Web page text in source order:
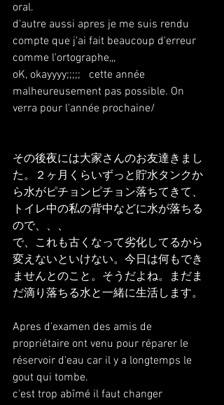
oral.
d'autre aussi apres je me suis rendu
compte que j'ai fait beaucoup d'erreur
comme l'ortographe,,,
oK, okayyyy;;;;;   cette année
malheureusement pas possible. On
verra pour l'année prochaine/
その後夜には大家さんのお友達きまし
た。２ヶ月くらいずっと貯水タンクか
ら水がピチョンピチョン落ちてきて、
トイレ中の私の背中などに水が落ちる
ので、、、
で、これも古くなって劣化してるから
変えないといけない。今日は何もでき
ませんとのこと。そうだよね。まだま
だ滴り落ちる水と一緒に生活します。
Apres d'examen des amis de
propriétaire ont venu pour réparer le
réservoir d'eau car il y a longtemps le
gout qui tombe.
c'est trop abîmé il faut changer